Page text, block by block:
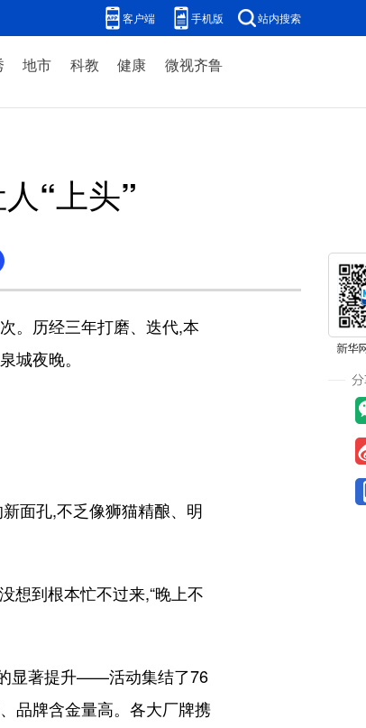
客户端 手机版 站内搜索
地市 科教 健康 微视齐鲁
“上头”
。历经三年打磨、迭代,本
城夜晚。
面孔,不乏像狮猫精酿、明
想到根本忙不过来,“晚上不
显著提升——活动集结了76
品牌含金量高。各大厂牌携